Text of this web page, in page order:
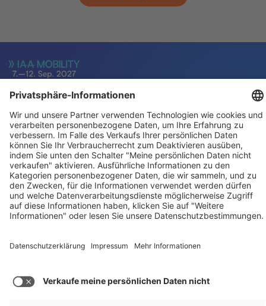
Für Aussteller
Allgemein
Besucher
Service
Privatsphäre/Cookies